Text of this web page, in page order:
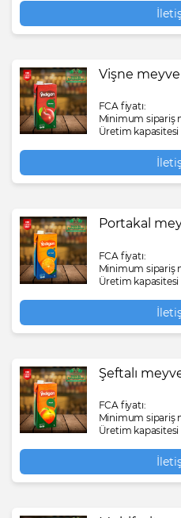
Vişne
FCA fiyatı:
Minimum sipariş
Üretim kapasitesi
Portakal
FCA fiyatı:
Minimum sipariş
Üretim kapasitesi
Şeftalı
FCA fiyatı:
Minimum sipariş
Üretim kapasitesi